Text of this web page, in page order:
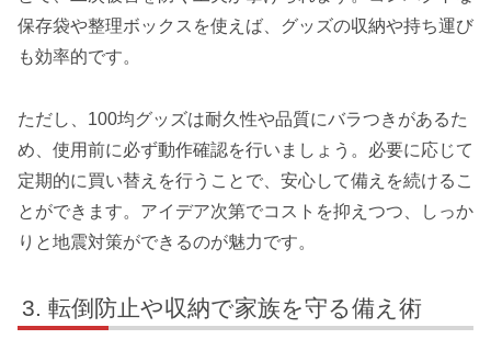
保存袋や整理ボックスを使えば、グッズの収納や持ち運び
も効率的です。
ただし、100均グッズは耐久性や品質にバラつきがあるた
め、使用前に必ず動作確認を行いましょう。必要に応じて
定期的に買い替えを行うことで、安心して備えを続けるこ
とができます。アイデア次第でコストを抑えつつ、しっか
りと地震対策ができるのが魅力です。
転倒防止や収納で家族を守る備え術